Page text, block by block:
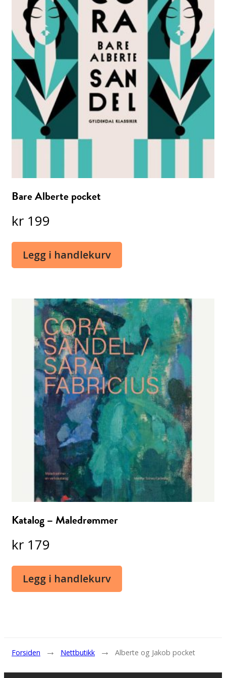
Bare Alberte pocket
kr 199
Legg i handlekurv
Katalog – Maledrømmer
kr 179
Legg i handlekurv
Forsiden → Nettbutikk → Alberte og Jakob pocket